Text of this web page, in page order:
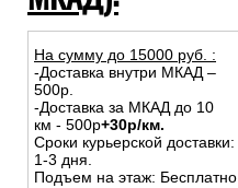
На сумму до 15000 руб. :
-Доставка внутри МКАД –
500р.
-Доставка за МКАД до 10
км - 500р+30р/км.
Сроки курьерской доставки:
1-3 дня.
Подъем на этаж: Бесплатно